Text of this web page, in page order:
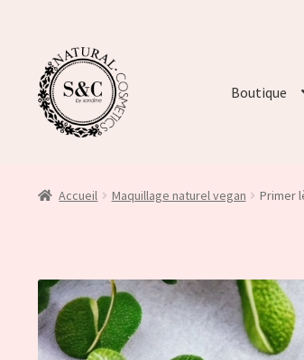
Boutique
Accueil Maquillage naturel vegan Primer